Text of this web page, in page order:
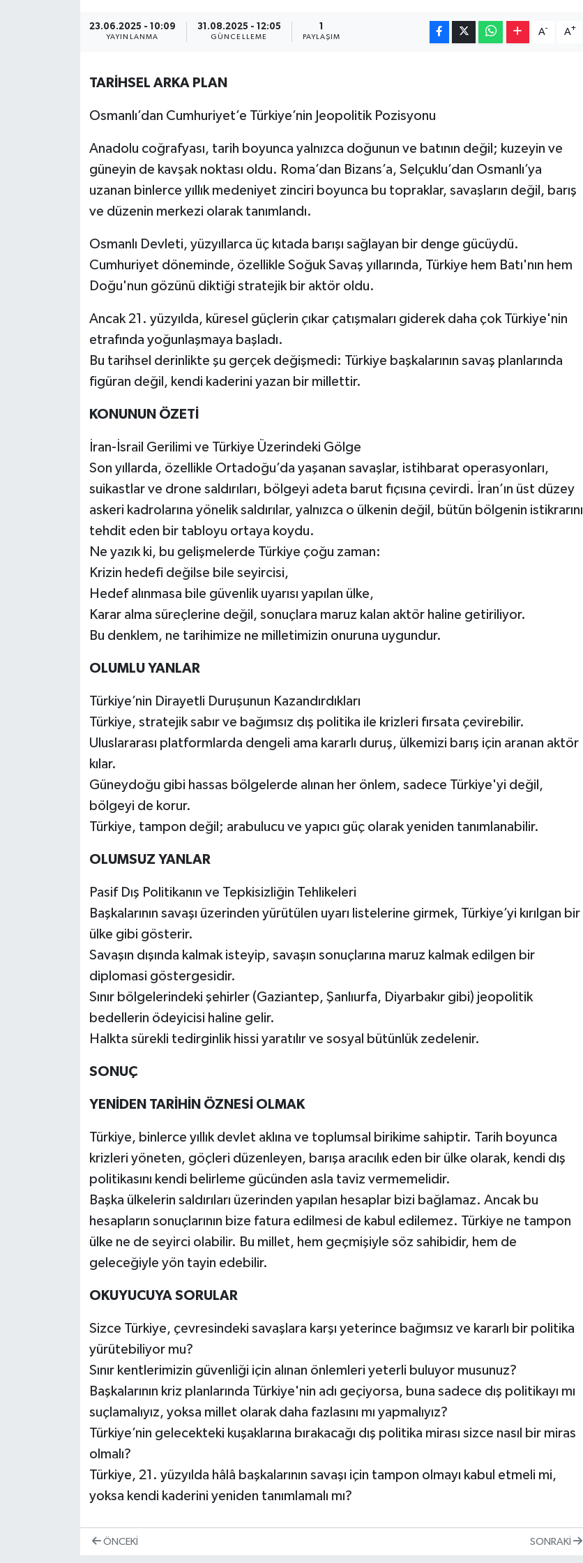
23.06.2025 - 10:09
YAYINLANMA
31.08.2025 - 12:05
GÜNCELLEME PAYLAŞIM
A- A+
TARİHSEL ARKA PLAN
Osmanlı’dan Cumhuriyet’e Türkiye’nin Jeopolitik Pozisyonu
Anadolu coğrafyası, tarih boyunca yalnızca doğunun ve batının değil; kuzeyin ve
güneyin de kavşak noktası oldu. Roma’dan Bizans’a, Selçuklu’dan Osmanlı’ya
uzanan binlerce yıllık medeniyet zinciri boyunca bu topraklar, savaşların değil, barış
ve düzenin merkezi olarak tanımlandı.
Osmanlı Devleti, yüzyıllarca üç kıtada barışı sağlayan bir denge gücüydü.
Cumhuriyet döneminde, özellikle Soğuk Savaş yıllarında, Türkiye hem Batı'nın hem
Doğu'nun gözünü diktiği stratejik bir aktör oldu.
Ancak 21. yüzyılda, küresel güçlerin çıkar çatışmaları giderek daha çok Türkiye'nin
etrafında yoğunlaşmaya başladı.
Bu tarihsel derinlikte şu gerçek değişmedi: Türkiye başkalarının savaş planlarında
figüran değil, kendi kaderini yazan bir millettir.
KONUNUN ÖZETİ
İran-İsrail Gerilimi ve Türkiye Üzerindeki Gölge
Son yıllarda, özellikle Ortadoğu’da yaşanan savaşlar, istihbarat operasyonları,
suikastlar ve drone saldırıları, bölgeyi adeta barut fıçısına çevirdi. İran’ın üst düzey
askeri kadrolarına yönelik saldırılar, yalnızca o ülkenin değil, bütün bölgenin istikrarını
tehdit eden bir tabloyu ortaya koydu.
Ne yazık ki, bu gelişmelerde Türkiye çoğu zaman:
Krizin hedefi değilse bile seyircisi,
Hedef alınmasa bile güvenlik uyarısı yapılan ülke,
Karar alma süreçlerine değil, sonuçlara maruz kalan aktör haline getiriliyor.
Bu denklem, ne tarihimize ne milletimizin onuruna uygundur.
OLUMLU YANLAR
Türkiye’nin Dirayetli Duruşunun Kazandırdıkları
Türkiye, stratejik sabır ve bağımsız dış politika ile krizleri fırsata çevirebilir.
Uluslararası platformlarda dengeli ama kararlı duruş, ülkemizi barış için aranan aktör
kılar.
Güneydoğu gibi hassas bölgelerde alınan her önlem, sadece Türkiye'yi değil,
bölgeyi de korur.
Türkiye, tampon değil; arabulucu ve yapıcı güç olarak yeniden tanımlanabilir.
OLUMSUZ YANLAR
Pasif Dış Politikanın ve Tepkisizliğin Tehlikeleri
Başkalarının savaşı üzerinden yürütülen uyarı listelerine girmek, Türkiye’yi kırılgan bir
ülke gibi gösterir.
Savaşın dışında kalmak isteyip, savaşın sonuçlarına maruz kalmak edilgen bir
diplomasi göstergesidir.
Sınır bölgelerindeki şehirler (Gaziantep, Şanlıurfa, Diyarbakır gibi) jeopolitik
bedellerin ödeyicisi haline gelir.
Halkta sürekli tedirginlik hissi yaratılır ve sosyal bütünlük zedelenir.
SONUÇ
YENİDEN TARİHİN ÖZNESİ OLMAK
Türkiye, binlerce yıllık devlet aklına ve toplumsal birikime sahiptir. Tarih boyunca
krizleri yöneten, göçleri düzenleyen, barışa aracılık eden bir ülke olarak, kendi dış
politikasını kendi belirleme gücünden asla taviz vermemelidir.
Başka ülkelerin saldırıları üzerinden yapılan hesaplar bizi bağlamaz. Ancak bu
hesapların sonuçlarının bize fatura edilmesi de kabul edilemez. Türkiye ne tampon
ülke ne de seyirci olabilir. Bu millet, hem geçmişiyle söz sahibidir, hem de
geleceğiyle yön tayin edebilir.
OKUYUCUYA SORULAR
Sizce Türkiye, çevresindeki savaşlara karşı yeterince bağımsız ve kararlı bir politika
yürütebiliyor mu?
Sınır kentlerimizin güvenliği için alınan önlemleri yeterli buluyor musunuz?
Başkalarının kriz planlarında Türkiye'nin adı geçiyorsa, buna sadece dış politikayı mı
suçlamalıyız, yoksa millet olarak daha fazlasını mı yapmalıyız?
Türkiye’nin gelecekteki kuşaklarına bırakacağı dış politika mirası sizce nasıl bir miras
olmalı?
Türkiye, 21. yüzyılda hâlâ başkalarının savaşı için tampon olmayı kabul etmeli mi,
yoksa kendi kaderini yeniden tanımlamalı mı?
ÖNCEKI SONRAKI
Sinemalar
Video Haber
Yeme-İçme